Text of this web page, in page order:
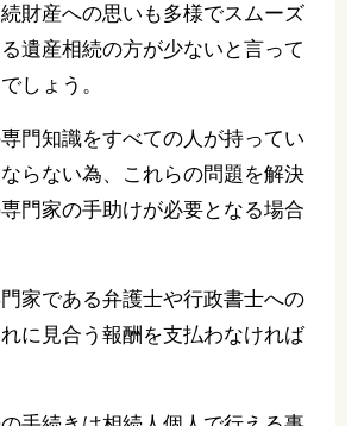
財産への思いも多様でスムーズ
遺産相続の方が少ないと言って
しょう。
門知識をすべての人が持ってい
らない為、これらの問題を解決
門家の手助けが必要となる場合
家である弁護士や行政書士への
に見合う報酬を支払わなければ